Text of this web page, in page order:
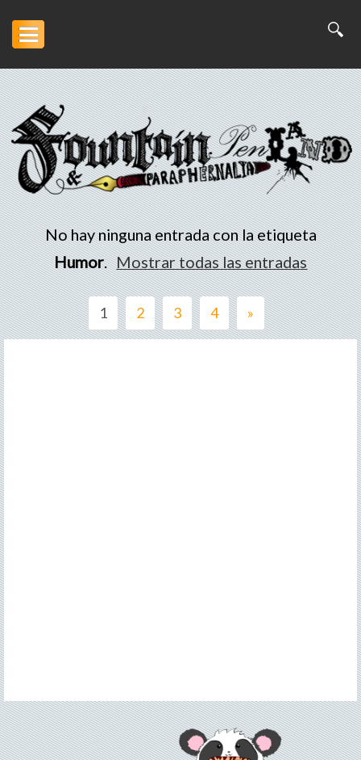
Inicio
Artesanía
Escritura
Arte
Portofolio
Descargas
Otros
>
No hay ninguna entrada con la etiqueta
Humor. Mostrar todas las entradas
1 2 3 4 »